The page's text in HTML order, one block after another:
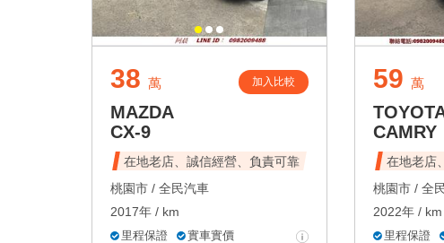
38 萬 加入比較
MAZDA
CX-9
在地老店、誠信經營、負責可靠
桃園市 / 全民汽車
2017年 / km
里程保證
實車實價
59 萬
CAMRY
在地老店
桃園市 / 全
2022年 / km
里程保證